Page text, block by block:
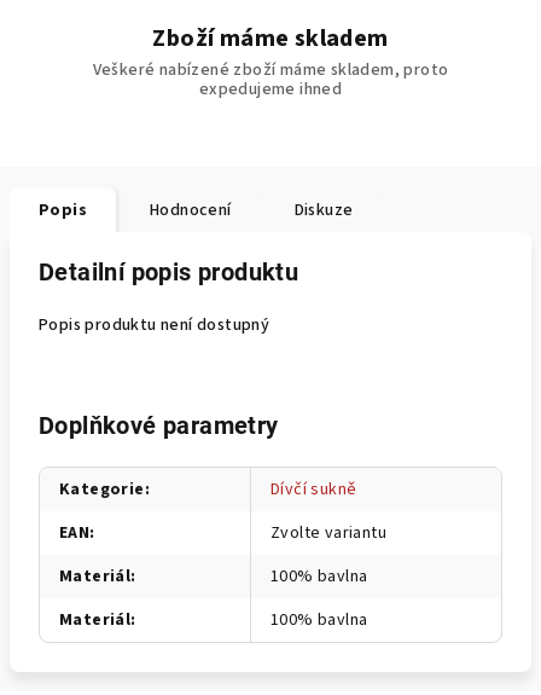
Zboží máme skladem
Veškeré nabízené zboží máme skladem, proto
expedujeme ihned
Popis Hodnocení Diskuze
Detailní popis produktu
Popis produktu není dostupný
Doplňkové parametry
Kategorie:
Dívčí sukně
EAN:
Zvolte variantu
Materiál:
100% bavlna
Materiál: 100% bavlna